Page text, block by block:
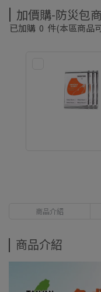
加價購-防災包
已加購 0 件(本區商品
商品介紹
商品介紹